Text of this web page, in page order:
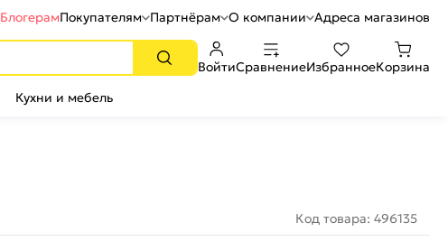
БлогерамПокупателям Партнёрам О компании Адреса магазинов
ВойтиСравнениеИзбранноеКорзина
Кухни и мебель
Код товара: 496135